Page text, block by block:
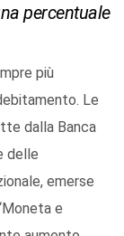
percentuale
più
Le
dalla Banca
delle
emerse
e